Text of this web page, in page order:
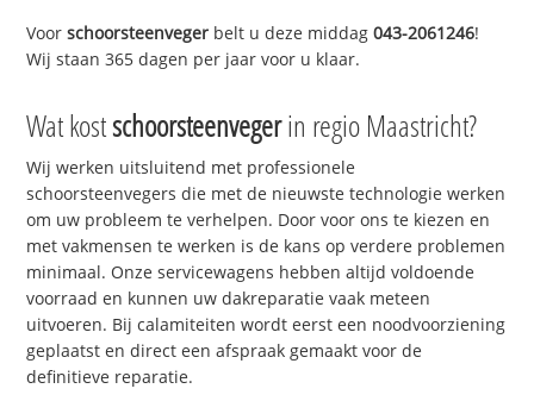
Voorschoorsteenveger belt u deze middag043-2061246!
Wij staan 365 dagen per jaar voor u klaar.
Wat kostschoorsteenvegerin regio Maastricht?
Wij werken uitsluitend met professionele
schoorsteenvegers die met de nieuwste technologie werken
om uw probleem te verhelpen. Door voor ons te kiezen en
met vakmensen te werken is de kans op verdere problemen
minimaal. Onze servicewagens hebben altijd voldoende
voorraad en kunnen uw dakreparatie vaak meteen
uitvoeren. Bij calamiteiten wordt eerst een noodvoorziening
geplaatst en direct een afspraak gemaakt voor de
definitieve reparatie.